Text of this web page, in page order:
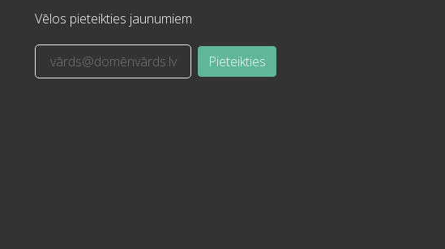
Vēlos pieteikties jaunumiem
Pieteikties